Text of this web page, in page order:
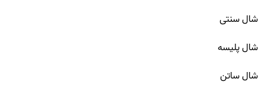
شال سنتی
شال پلیسه
شال ساتن